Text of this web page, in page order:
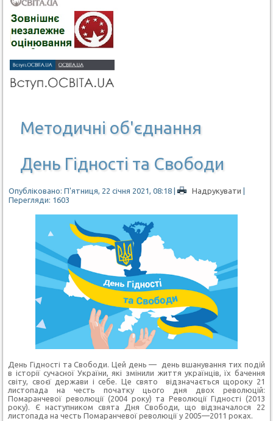
Методичні об'єднання
День Гідності та Свободи
Опубліковано: П'ятниця, 22 січня 2021, 08:18 | Надрукувати |
Перегляди: 1603
День Гідності та Свободи.Цей день — день вшанування тих подій
в історії сучасної України, які змінили життя українців, їх бачення
світу, своєї держави і себе. Це свято відзначається щороку 21
листопада на честь початку цього дня двох революцій:
Помаранчевої революції (2004 року) та Революції Гідності (2013
року). Є наступником свята Дня Свободи, що відзначалося 22
листопада на честь Помаранчевої революції у 2005—2011 роках.